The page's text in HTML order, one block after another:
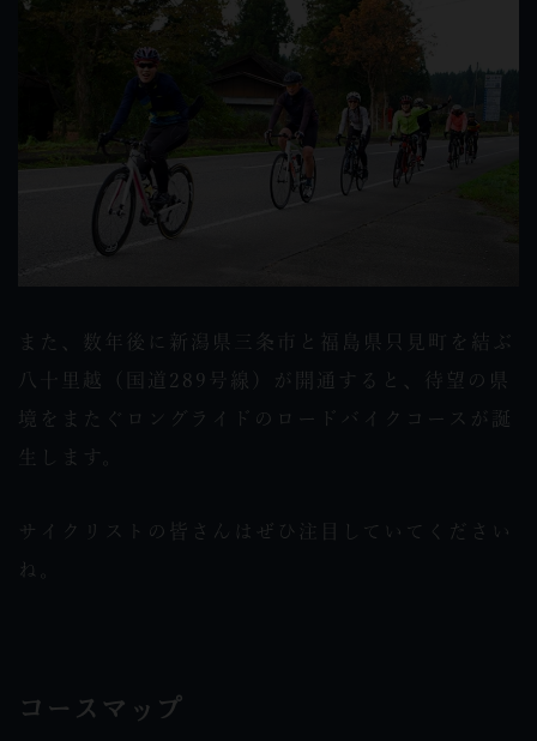
また、数年後に新潟県三条市と福島県只見町を結ぶ
八十里越（国道289号線）が開通すると、待望の県
境をまたぐロングライドのロードバイクコースが誕
生します。
サイクリストの皆さんはぜひ注目していてください
ね。
コースマップ